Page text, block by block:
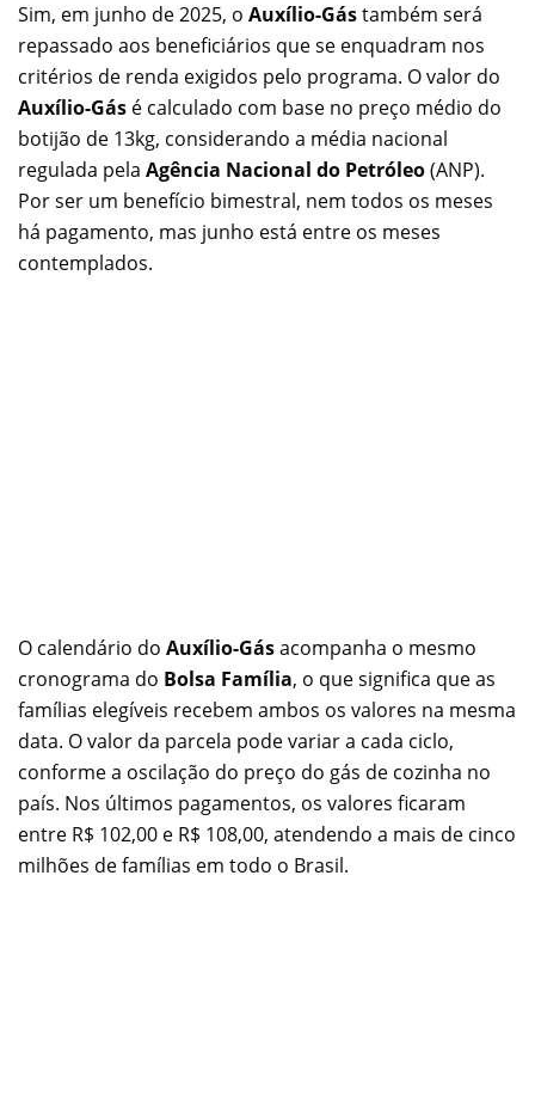
Sim, em junho de 2025, o Auxílio-Gástambém será
repassado aos beneficiários que se enquadram nos
critérios de renda exigidos pelo programa. O valor do
Auxílio-Gás é calculado com base no preço médio do
botijão de 13kg, considerando a média nacional
regulada pela Agência Nacional do Petróleo(ANP).
Por ser um benefício bimestral, nem todos os meses
há pagamento, mas junho está entre os meses
contemplados.
O calendário do Auxílio-Gásacompanha o mesmo
cronograma do Bolsa Família, o que significa que as
famílias elegíveis recebem ambos os valores na mesma
data. O valor da parcela pode variar a cada ciclo,
conforme a oscilação do preço do gás de cozinha no
país. Nos últimos pagamentos, os valores ficaram
entre R$ 102,00 e R$ 108,00, atendendo a mais de cinco
milhões de famílias em todo o Brasil.